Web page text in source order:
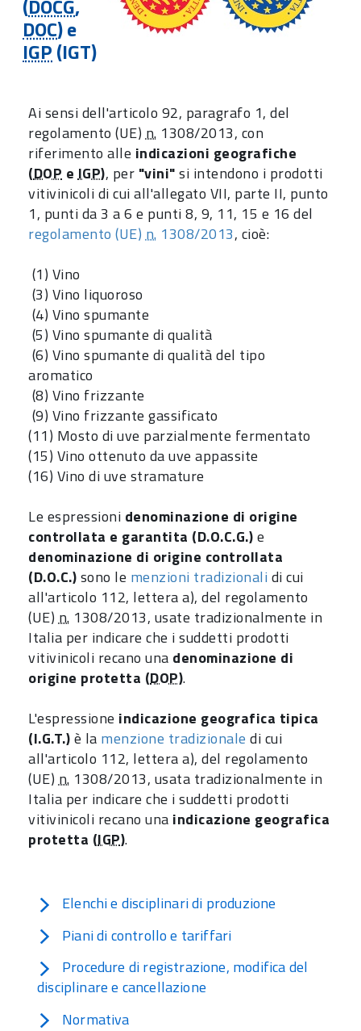
(DOCG,
DOC) e
IGP(IGT)
Ai sensi dell'articolo 92, paragrafo 1, del
regolamento (UE)n. 1308/2013, con
riferimento alle indicazioni geografiche
(DOP eIGP), per "vini"si intendono i prodotti
vitivinicoli di cui all'allegato VII, parte II, punto
1, punti da 3 a 6 e punti 8, 9, 11, 15 e 16 del
regolamento (UE)n. 1308/2013, cioè:
(1) Vino
(3) Vino liquoroso
(4) Vino spumante
(5) Vino spumante di qualità
(6) Vino spumante di qualità del tipo
aromatico
(8) Vino frizzante
(9) Vino frizzante gassificato
(11) Mosto di uve parzialmente fermentato
(15) Vino ottenuto da uve appassite
(16) Vino di uve stramature
Le espressioni denominazione di origine
controllata e garantita (D.O.C.G.)e
denominazione di origine controllata
(D.O.C.)sono le menzioni tradizionali di cui
all'articolo 112, lettera a), del regolamento
(UE)n. 1308/2013, usate tradizionalmente in
Italia per indicare che i suddetti prodotti
vitivinicoli recano una denominazione di
origine protetta (DOP).
L'espressione indicazione geografica tipica
(I.G.T.)è la menzione tradizionale di cui
all'articolo 112, lettera a), del regolamento
(UE)n. 1308/2013, usata tradizionalmente in
Italia per indicare che i suddetti prodotti
vitivinicoli recano una indicazione geografica
protetta (IGP).
Elenchi e disciplinari di produzione
Piani di controllo e tariffari
Procedure di registrazione, modifica del
disciplinare e cancellazione
Normativa